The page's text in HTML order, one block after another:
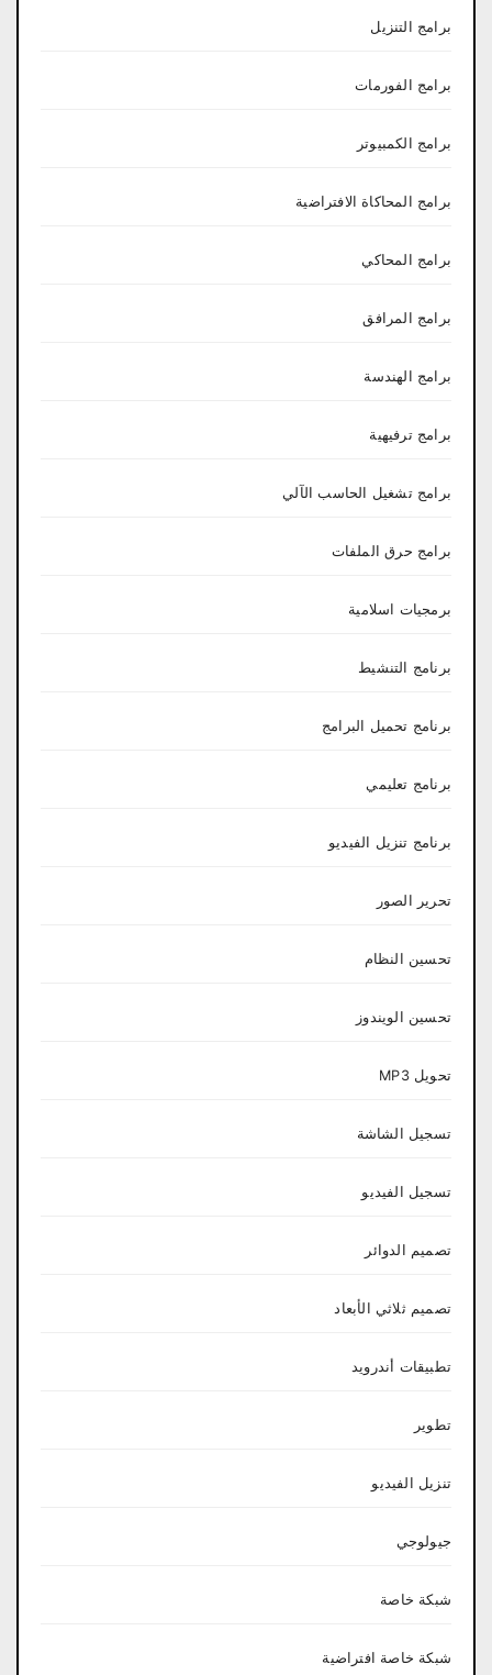
برامج التنزيل
برامج الفورمات
برامج الكمبيوتر
برامج المحاكاة الافتراضية
برامج المحاكي
برامج المرافق
برامج الهندسة
برامج ترفيهية
برامج تشغيل الحاسب الآلي
برامج حرق الملفات
برمجيات اسلامية
برنامج التنشيط
برنامج تحميل البرامج
برنامج تعليمي
برنامج تنزيل الفيديو
تحرير الصور
تحسين النظام
تحسين الويندوز
تحويل MP3
تسجيل الشاشة
تسجيل الفيديو
تصميم الدوائر
تصميم ثلاثي الأبعاد
تطبيقات أندرويد
تطوير
تنزيل الفيديو
جيولوجي
شبكة خاصة
شبكة خاصة افتراضية